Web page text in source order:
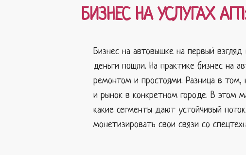
БИЗНЕС НА УСЛУГАХ
Бизнес на автовышке на первый
деньги пошли. На практике бизнес на
ремонтом и простоями. Разница в том,
и рынок в конкретном городе. В этом
какие сегменты дают устойчивый
монетизировать свои связи со